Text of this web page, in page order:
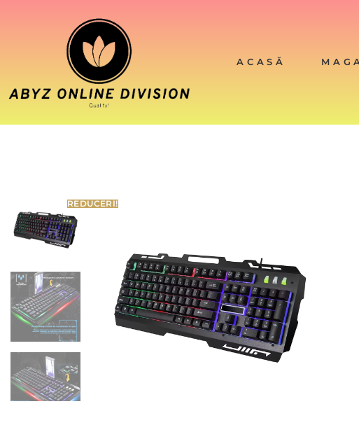
ACASĂ
REDUCERI!